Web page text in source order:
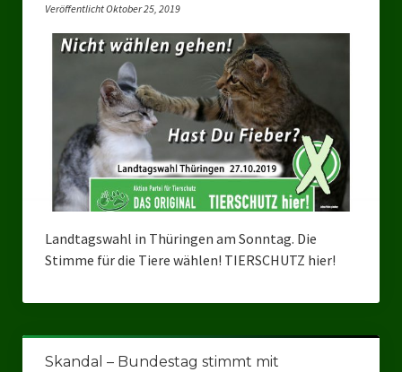
Veröffentlicht Oktober 25, 2019
Landtagswahl in Thüringen am Sonntag. Die
Stimme für die Tiere wählen! TIERSCHUTZ hier!
Skandal – Bundestag stimmt mit